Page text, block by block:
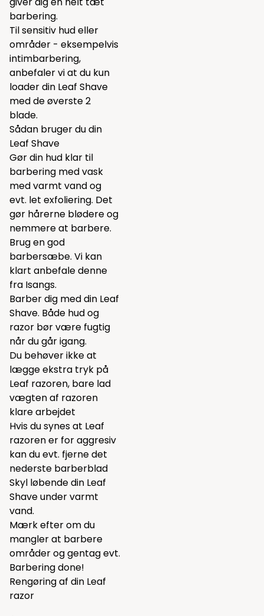
barbering.
Til sensitiv hud eller
områder - eksempelvis
intimbarbering,
anbefaler vi at du kun
loader din Leaf Shave
med de øverste 2
blade.
Sådan bruger du din
Leaf Shave
Gør din hud klar til
barbering med vask
med varmt vand og
evt. let exfoliering. Det
gør hårerne blødere og
nemmere at barbere.
Brug en god
barbersæbe. Vi kan
klart anbefaledenne
fra Isangs.
Barber dig med din Leaf
Shave. Både hud og
razor bør være fugtig
når du går igang.
Du behøver ikke at
lægge ekstra tryk på
Leaf razoren, bare lad
vægten af razoren
klare arbejdet
Hvis du synes at Leaf
razoren er for aggresiv
kan du evt. fjerne det
nederste barberblad
Skyl løbende din Leaf
Shave under varmt
vand.
Mærk efter om du
mangler at barbere
områder og gentag evt.
Barbering done!
Rengøring af din Leaf
razor